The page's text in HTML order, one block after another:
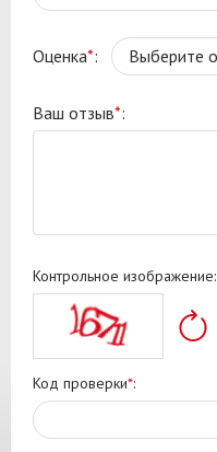
Оценка*:
Ваш отзыв*:
Контрольное изображение:
Код проверки*: